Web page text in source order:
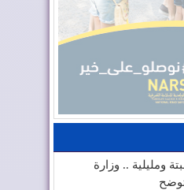
ومليلية .. وزارة
توضح